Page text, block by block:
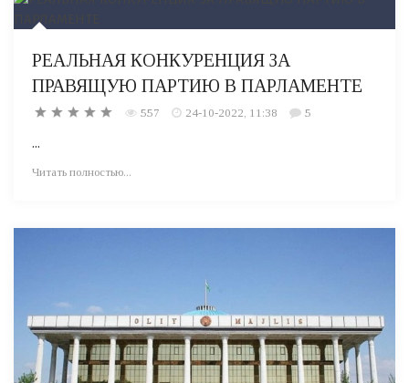
РЕАЛЬНАЯ КОНКУРЕНЦИЯ ЗА
ПРАВЯЩУЮ ПАРТИЮ В ПАРЛАМЕНТЕ
557 24-10-2022, 11:38 5
...
Читать полностью...